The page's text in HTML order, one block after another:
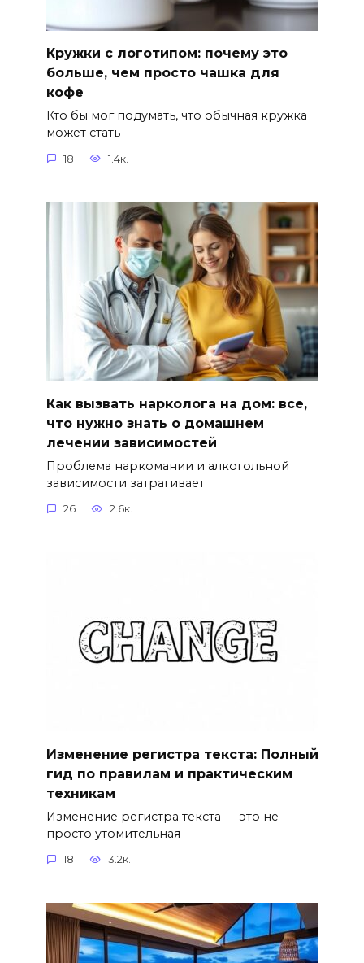
Кружки с логотипом: почему это
больше, чем просто чашка для
кофе
Кто бы мог подумать, что обычная кружка
может стать
18 1.4к.
Как вызвать нарколога на дом: все,
что нужно знать о домашнем
лечении зависимостей
Проблема наркомании и алкогольной
зависимости затрагивает
26 2.6к.
Изменение регистра текста: Полный
гид по правилам и практическим
техникам
Изменение регистра текста — это не
просто утомительная
18 3.2к.